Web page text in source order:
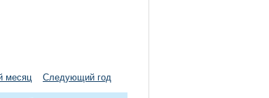
месяц Следующий год